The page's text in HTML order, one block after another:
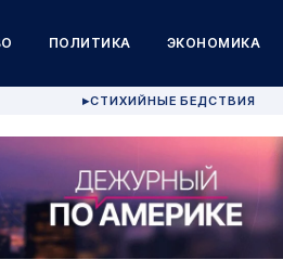
ПОЛИТИКА ЭКОНОМИКА
▶СТИХИЙНЫЕ БЕДСТВИЯ